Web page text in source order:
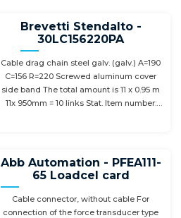
Brevetti Stendalto -
30LC156220PA
Cable drag chain steel galv. (galv.) A=190
C=156 R=220 Screwed aluminum cover
side band The total amount is 11 x 0.95 m
11x 950mm = 10 links Stat. Item number:
Abb Automation - PFEA111-
65 Loadcel card
Cable connector, without cable For
connection of the force transducer type